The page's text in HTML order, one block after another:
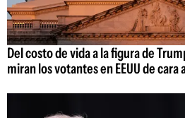
Del costo de vida a la figura de
miran los votantes en EEUU de cara